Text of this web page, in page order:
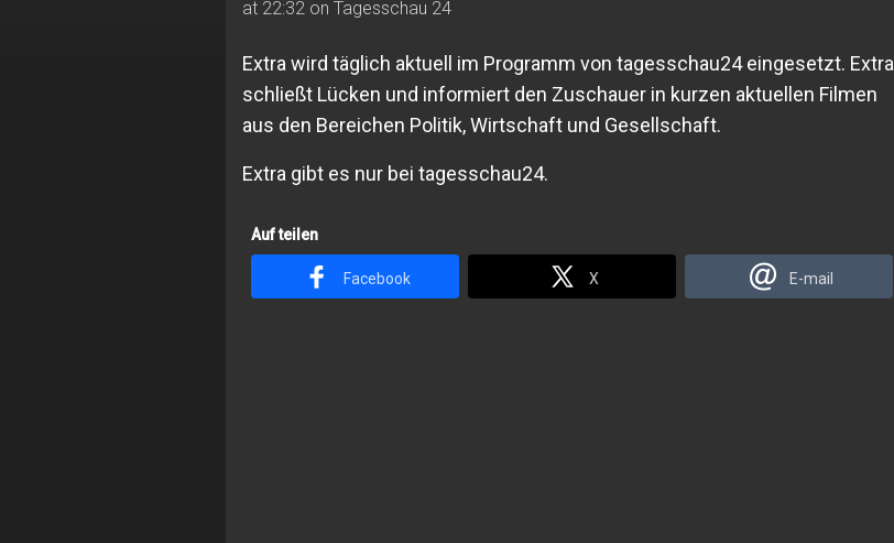
at 22:32 on Tagesschau 24
Extra wird täglich aktuell im Programm von tagesschau24 eingesetzt. Extra
schließt Lücken und informiert den Zuschauer in kurzen aktuellen Filmen
aus den Bereichen Politik, Wirtschaft und Gesellschaft.
Extra gibt es nur bei tagesschau24.
Auf teilen
Facebook X E-mail